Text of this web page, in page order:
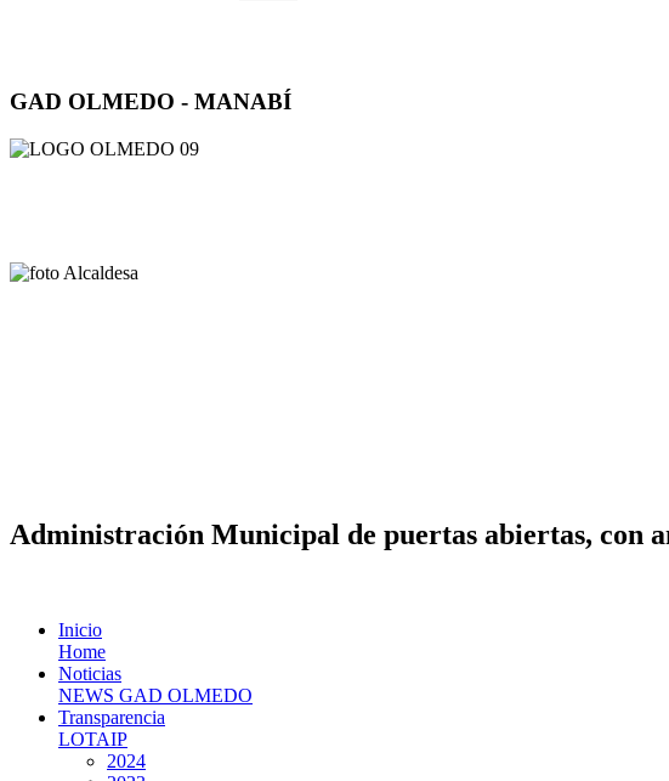
GAD OLMEDO - MANABÍ
Administración Municipal de puertas abiertas, con
Inicio
Home
Noticias
NEWS GAD OLMEDO
Transparencia
LOTAIP
2024